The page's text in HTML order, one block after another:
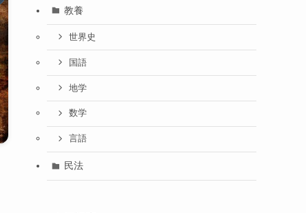
教養
世界史
国語
地学
数学
言語
民法